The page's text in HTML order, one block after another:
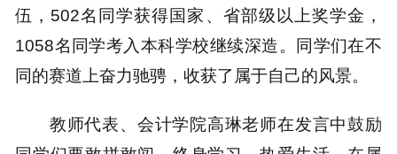
伍，502名同学获得国家、省部级以上奖学金，
1058名同学考入本科学校继续深造。同学们在不
同的赛道上奋力驰骋，收获了属于自己的风景。
教师代表、会计学院高琳老师在发言中鼓励